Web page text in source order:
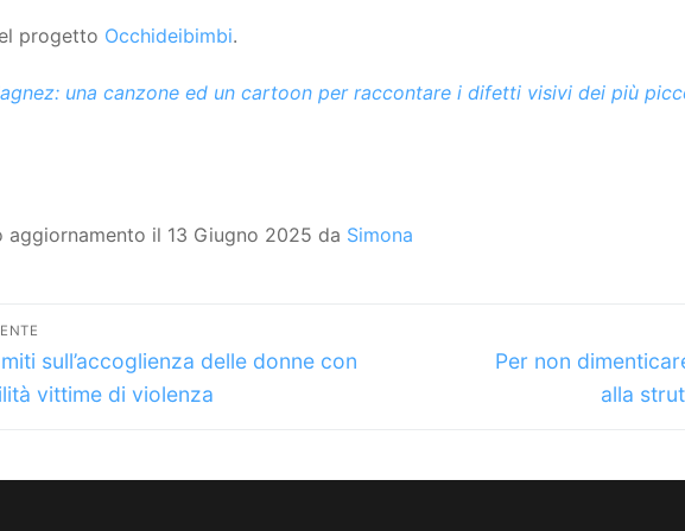
progetto Occhideibimbi.
una canzone ed un cartoon per raccontare i difetti visivi dei più
aggiornamento il 13 Giugno 2025 da Simona
sull’accoglienza delle donne con
vittime di violenza
Articolo
Per non
alla